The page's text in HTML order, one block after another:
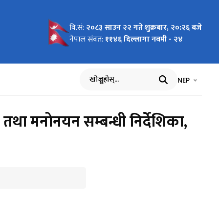
वि.सं: २०८३ साउन २२ गते शुक्रबार, २०:२६ बजे
नेपाल संवत: ११४६ दिल्लागा नवमी - २४
खोज्नुहोस् भाषा चयन
NEP
मनोनयन सम्बन्धी निर्देशिका,